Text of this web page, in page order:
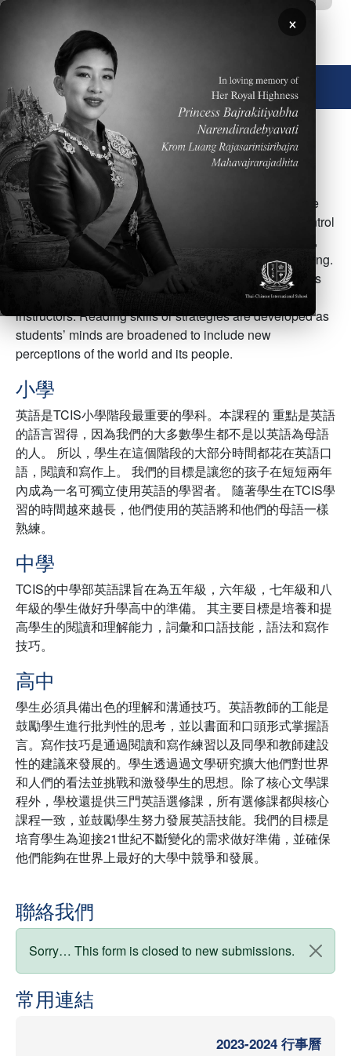
移至主內容
🌐 中文，傳統
圖片
Overview: English Department
The role of the English teacher at TCIS is to encourage
students to think critically, examine effectively, and control
language in both written and spoken form. Specifically,
students work on reading, writing, listening and speaking.
Writing skills are developed through writer’s workshops
as well as through collaboration with peers and
instructors. Reading skills or strategies are developed as
students’ minds are broadened to include new
perceptions of the world and its people.
小學
英語是TCIS小學階段最重要的學科。本課程的 重點是英語
的語言習得，因為我們的大多數學生都不是以英語為母語
的人。 所以，學生在這個階段的大部分時間都花在英語口
語，閱讀和寫作上。 我們的目標是讓您的孩子在短短兩年
內成為一名可獨立使用英語的學習者。 隨著學生在TCIS學
習的時間越來越長，他們使用的英語將和他們的母語一樣
熟練。
中學
TCIS的中學部英語課旨在為五年級，六年級，七年級和八
年級的學生做好升學高中的準備。 其主要目標是培養和提
高學生的閱讀和理解能力，詞彙和口語技能，語法和寫作
技巧。
高中
學生必須具備出色的理解和溝通技巧。英語教師的工能是
鼓勵學生進行批判性的思考，並以書面和口頭形式掌握語
言。寫作技巧是通過閱讀和寫作練習以及同學和教師建設
性的建議來發展的。學生透過過文學研究擴大他們對世界
和人們的看法並挑戰和激發學生的思想。除了核心文學課
程外，學校還提供三門英語選修課，所有選修課都與核心
課程一致，並鼓勵學生努力發展英語技能。我們的目標是
培育學生為迎接21世紀不斷變化的需求做好準備，並確保
他們能夠在世界上最好的大學中競爭和發展。
聯絡我們
狀態訊息
Sorry… This form is closed to new submissions.
常用連結
2023-2024 行事曆
×